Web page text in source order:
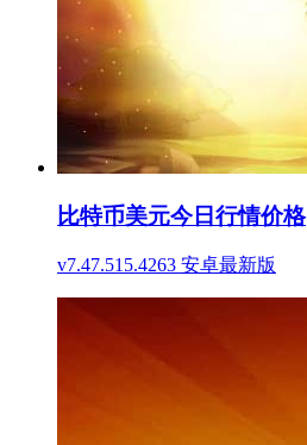
比特币美元今日行情价格
v7.47.515.4263 安卓最新版